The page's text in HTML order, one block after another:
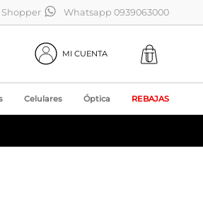
Shopper Whatsapp 0939063000
MI CUENTA
Celulares Óptica REBAJAS